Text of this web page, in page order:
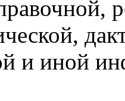
и иной